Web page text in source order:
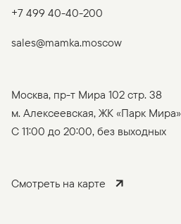
+7 499 40-40-200
sales@mamka.moscow
Москва, пр-т Мира 102 стр. 38
м. Алексеевская, ЖК «Парк Мира»
C 11:00 до 20:00, без выходных
Смотреть на карте